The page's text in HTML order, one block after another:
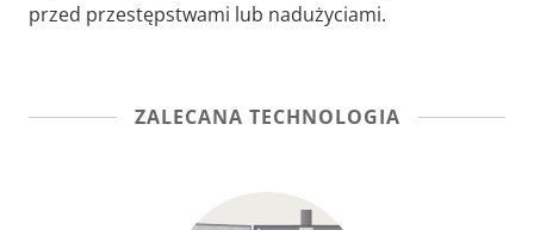
przed przestępstwami lub nadużyciami.
ZALECANA TECHNOLOGIA